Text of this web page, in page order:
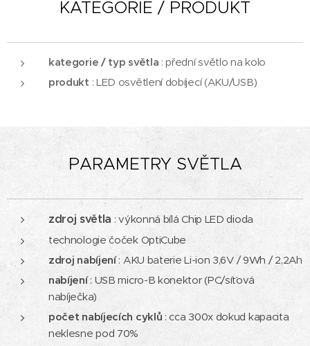
KATEGORIE / PRODUKT
kategorie / typ světla : přední světlo na kolo
produkt : LED osvětlení dobíjecí (AKU/USB)
PARAMETRY SVĚTLA
zdroj světla : výkonná bílá Chip LED dioda
technologie čoček OptiCube
zdroj nabíjení: AKU baterie Li-ion 3,6V / 9Wh / 2,2Ah
nabíjení: USB micro-B konektor (PC/síťová
nabíječka)
počet nabíjecích cyklů : cca 300x dokud kapacita
neklesne pod 70%